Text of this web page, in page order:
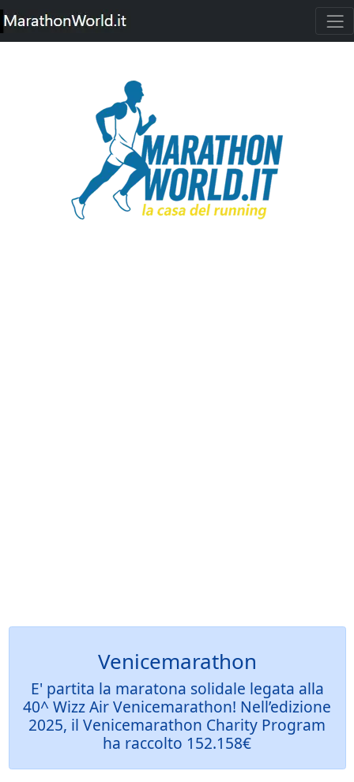
Venicemarathon
E' partita la maratona solidale legata alla
40^ Wizz Air Venicemarathon! Nell’edizione
2025, il Venicemarathon Charity Program
ha raccolto 152.158€